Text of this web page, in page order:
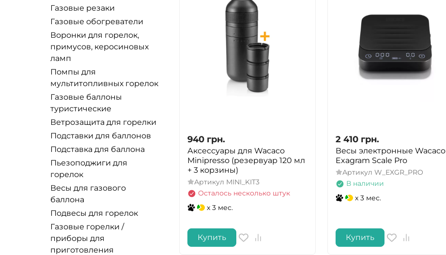
Газовые резаки
Газовые обогреватели
Воронки для горелок,
примусов, керосиновых
ламп
Помпы для
мультитопливных горелок
Газовые баллоны
туристические
Ветрозащита для горелки
Подставки для баллонов
Подставка для баллона
Пьезоподжиги для
горелок
Весы для газового
баллона
Подвесы для горелок
Газовые горелки /
приборы для
приготовления
940 грн.
Аксессуары для Wacaco
Minipresso (резервуар 120 мл
+ 3 корзины)
Артикул MINI_KIT3
Осталось несколько штук
x 3 мес.
Купить
2 410 грн.
Весы электронные Wacaco
Exagram Scale Pro
Артикул W_EXGR_PRO
В наличии
x 3 мес.
Купить